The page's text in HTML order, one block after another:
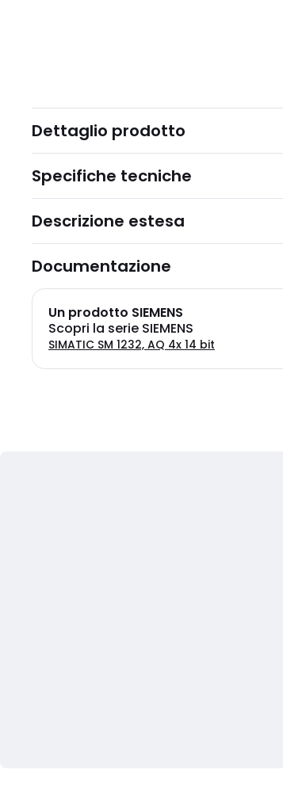
Dettaglio prodotto
Specifiche tecniche
Descrizione estesa
Documentazione
Un prodotto SIEMENS
Scopri la serie SIEMENS
SIMATIC SM 1232, AQ 4x 14 bit